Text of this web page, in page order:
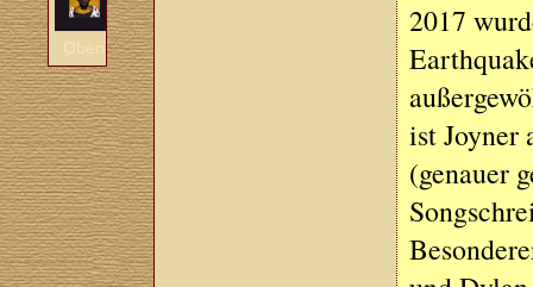
Oben
2017
ist Joyner
(genauer